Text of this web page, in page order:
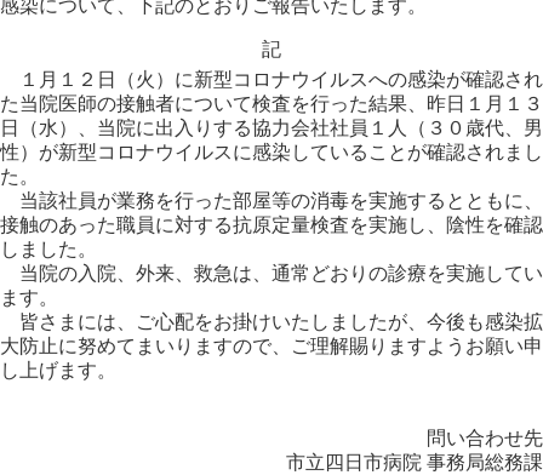
感染について、下記のとおりご報告いたします。
記
１月１２日（火）に新型コロナウイルスへの感染が確認され
た当院医師の接触者について検査を行った結果、昨日１月１３
日（水）、当院に出入りする協力会社社員１人（３０歳代、男
性）が新型コロナウイルスに感染していることが確認されまし
た。
当該社員が業務を行った部屋等の消毒を実施するとともに、
接触のあった職員に対する抗原定量検査を実施し、陰性を確認
しました。
当院の入院、外来、救急は、通常どおりの診療を実施してい
ます。
皆さまには、ご心配をお掛けいたしましたが、今後も感染拡
大防止に努めてまいりますので、ご理解賜りますようお願い申
し上げます。
問い合わせ先
市立四日市病院 事務局総務課